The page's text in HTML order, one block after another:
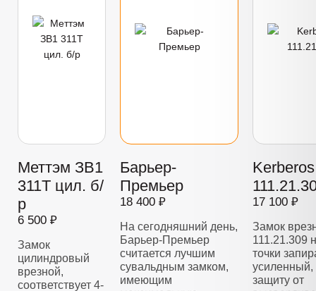
Меттэм ЗВ1
311Т цил. б/
р
6 500 ₽
Замок
цилиндровый
врезной,
соответствует 4-
Барьер-
Премьер
18 400 ₽
На сегодняшний день,
Барьер-Премьер
считается лучшим
сувальдным замком,
имеющим
Kerberos
17 100 ₽
Замок
111.21.309
точки
усиленный,
защиту от